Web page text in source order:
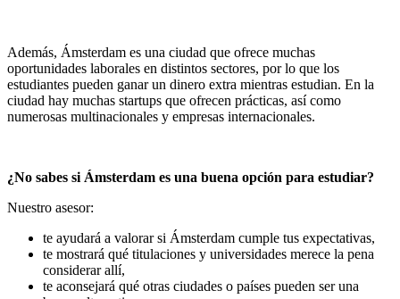
Además, Ámsterdam es una ciudad que ofrece muchas
oportunidades laborales en distintos sectores, por lo que los
estudiantes pueden ganar un dinero extra mientras estudian. En la
ciudad hay muchas startups que ofrecen prácticas, así como
numerosas multinacionales y empresas internacionales.
¿No sabes si Ámsterdam es una buena opción para estudiar?
Nuestro asesor:
te ayudará a valorar si Ámsterdam cumple tus expectativas,
te mostrará qué titulaciones y universidades merece la pena
considerar allí,
te aconsejará qué otras ciudades o países pueden ser una